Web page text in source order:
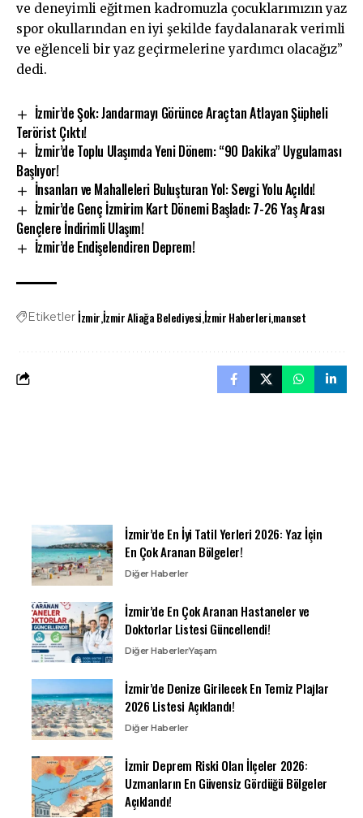
ve deneyimli eğitmen kadromuzla çocuklarımızın yaz
spor okullarından en iyi şekilde faydalanarak verimli
ve eğlenceli bir yaz geçirmelerine yardımcı olacağız”
dedi.
İzmir’de Şok: Jandarmayı Görünce Araçtan Atlayan Şüpheli
Terörist Çıktı!
İzmir’de Toplu Ulaşımda Yeni Dönem: “90 Dakika” Uygulaması
Başlıyor!
İnsanları ve Mahalleleri Buluşturan Yol: Sevgi Yolu Açıldı!
İzmir’de Genç İzmirim Kart Dönemi Başladı: 7-26 Yaş Arası
Gençlere İndirimli Ulaşım!
İzmir’de Endişelendiren Deprem!
Etiketlerİzmirİzmir Aliağa Belediyesiİzmir Haberlerimanset
İzmir’de En İyi Tatil Yerleri 2026: Yaz İçin
En Çok Aranan Bölgeler!
Diğer Haberler
İzmir’de En Çok Aranan Hastaneler ve
Doktorlar Listesi Güncellendi!
Diğer HaberlerYaşam
İzmir’de Denize Girilecek En Temiz Plajlar
2026 Listesi Açıklandı!
Diğer Haberler
İzmir Deprem Riski Olan İlçeler 2026:
Uzmanların En Güvensiz Gördüğü Bölgeler
Açıklandı!